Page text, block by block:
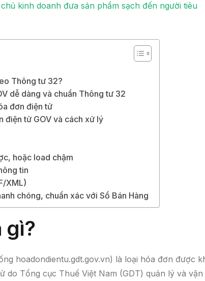
kinh doanh đưa sản phẩm sạch đến người tiêu
Thông tư 32?
dễ dàng và chuẩn Thông tư 32
đơn điện tử
điện tử GOV và cách xử lý
hoặc load chậm
tin
XML)
chóng, chuẩn xác với Sổ Bán Hàng
gì?
hoadondientu.gdt.gov.vn) là loại hóa đơn được
Tổng cục Thuế Việt Nam (GDT) quản lý và vận